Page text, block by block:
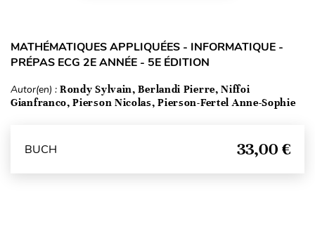
MATHÉMATIQUES APPLIQUÉES - INFORMATIQUE -
PRÉPAS ECG 2E ANNÉE - 5E ÉDITION
Autor(en) : Rondy Sylvain, Berlandi Pierre, Niffoi
Gianfranco, Pierson Nicolas, Pierson-Fertel Anne-Sophie
BUCH 33,00 €